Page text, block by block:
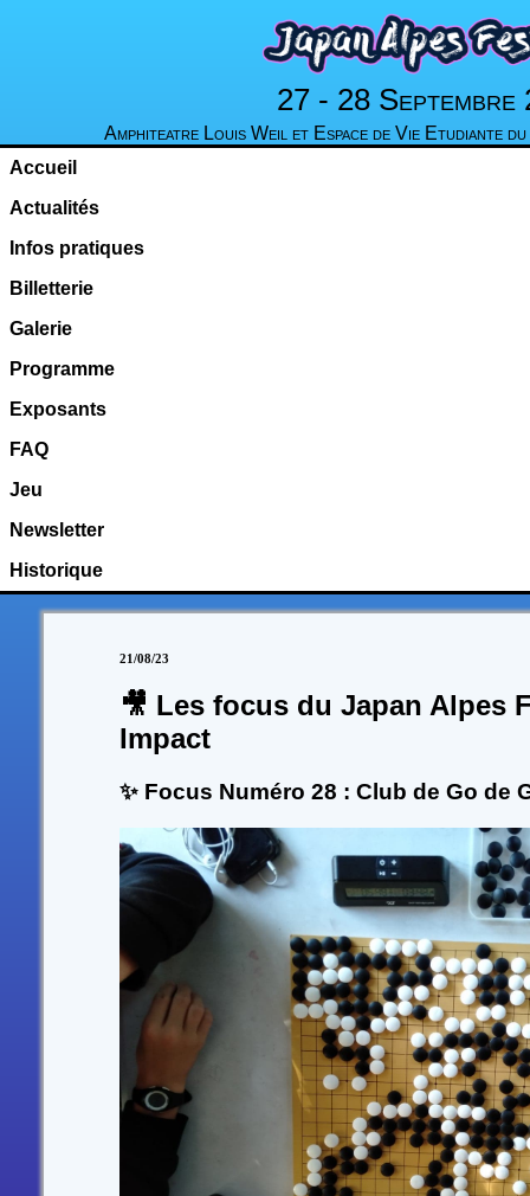
27 - 28 Septembre
Amphiteatre Louis Weil et Espace de Vie Etudiante du
Accueil
Actualités
Infos pratiques
Billetterie
Galerie
Programme
Exposants
FAQ
Jeu
Newsletter
Historique
21/08/23
🎥 Les focus du Japan Alpes
Impact
✨ Focus Numéro 28 : Club de Go de